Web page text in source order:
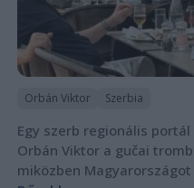
Orbán Viktor Szerbia
Egy szerb regionális
Orbán Viktor a gučai
miközben